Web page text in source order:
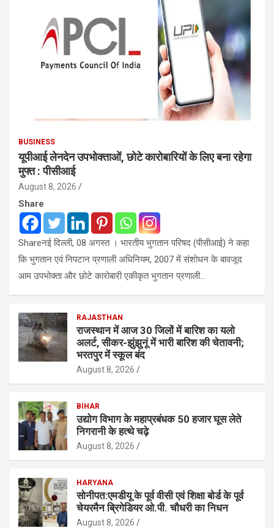
BUSINESS
यूपीआई लेनदेन उपभोक्ताओं, छोटे कारोबारियों के लिए बना रहेगा
मुफ्त : पीसीआई
August 8, 2026
Share
Shareनई दिल्ली, 08 अगस्त । भारतीय भुगतान परिषद (पीसीआई) ने कहा
कि भुगतान एवं निपटान प्रणाली अधिनियम, 2007 में संशोधन के बावजूद
आम उपभोक्ता और छोटे कारोबारी एकीकृत भुगतान प्रणाली…
RAJASTHAN
राजस्थान में आज 30 जिलों में बारिश का यलो
अलर्ट, सीकर-झुंझुनूं में भारी बारिश की चेतावनी;
भरतपुर में स्कूल बंद
August 8, 2026
BIHAR
उद्योग विभाग के महाप्रबंधक 50 हजार घूस लेते
निगरानी के हत्थे चढ़े
August 8, 2026
HARYANA
सोनीपत:एमडीयू के पूर्व वीसी एवं शिक्षा बाेर्ड के पूर्व
चेयरमैन ब्रिगेडियर ओ.पी. चौधरी का निधन
August 8, 2026